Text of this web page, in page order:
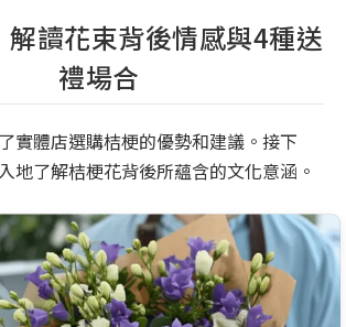
解讀花束背後情感與4種送
禮場合
實體店選購桔梗的優勢和建議。接下
地了解桔梗花背後所蘊含的文化意涵。